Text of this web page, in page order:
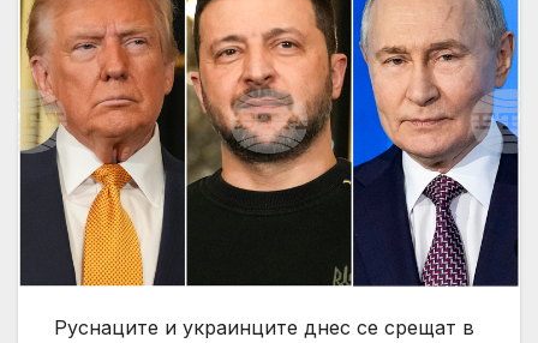
Руснаците и украинците днес се срещат в